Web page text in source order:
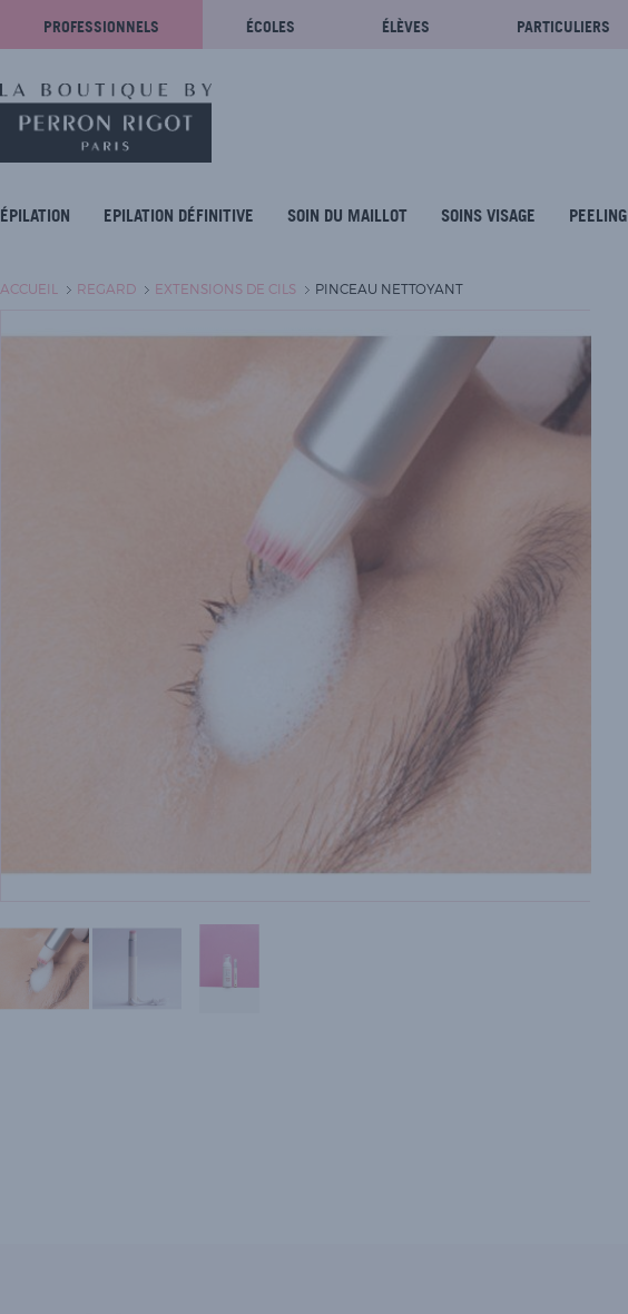
PROFESSIONNELS ÉCOLES ÉLÈVES PARTICULIERS
ÉPILATION EPILATION DÉFINITIVE SOIN DU MAILLOT SOINS VISAGE PEELING
ACCUEIL REGARD EXTENSIONS DE CILS PINCEAU NETTOYANT